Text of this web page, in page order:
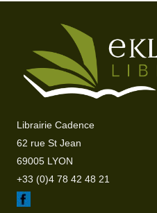
Librairie Cadence
62 rue St Jean
69005 LYON
+33 (0)4 78 42 48 21